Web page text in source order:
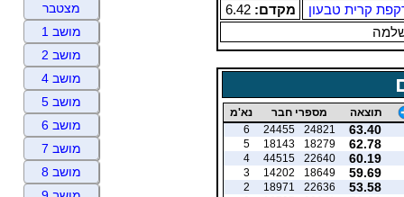
קרית טבעון מקדם:6.42
שלמה
תוצאה מספרי חבר נא'מ
63.40
24821
24455
6
62.78
18279
18143
5
60.19
22640
44515
4
59.69
18649
14202
3
53.58
22636
18971
2
מצטבר
מושב 1
מושב 2
מושב 4
מושב 5
מושב 6
מושב 7
מושב 8